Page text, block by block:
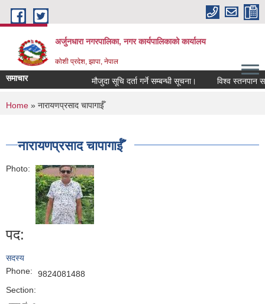
Skip to main content
अर्जुनधारा नगरपालिका, नगर कार्यपालिकाको कार्यालय
कोशी प्रदेश, झापा, नेपाल
समाचार मौजुदा सूचि दर्ता गर्ने सम्बन्धी सूचना। विश्व स्तनपान
You are here
Home » नारायणप्रसाद चापागाईँ
नारायणप्रसाद चापागाईँ
Photo:
पद:
सदस्य
Phone:
9824081488
Section: